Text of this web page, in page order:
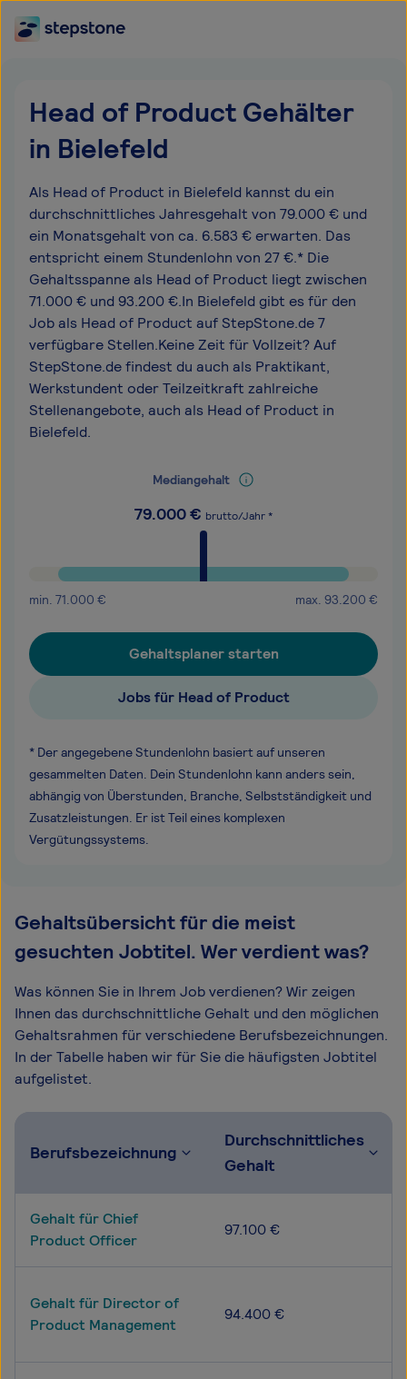
Head of Product Gehälter
in Bielefeld
Als Head of Product in Bielefeld kannst du ein
durchschnittliches Jahresgehalt von 79.000 € und
ein Monatsgehalt von ca. 6.583 € erwarten. Das
entspricht einem Stundenlohn von 27 €.* Die
Gehaltsspanne als Head of Product liegt zwischen
71.000 € und 93.200 €.In Bielefeld gibt es für den
Job als Head of Product auf StepStone.de 7
verfügbare Stellen.Keine Zeit für Vollzeit? Auf
StepStone.de findest du auch als Praktikant,
Werkstundent oder Teilzeitkraft zahlreiche
Stellenangebote, auch als Head of Product in
Bielefeld.
Mediangehalt
79.000€ brutto/Jahr *
min. 71.000 € max. 93.200 €
Gehaltsplaner starten
Jobs für Head of Product
* Der angegebene Stundenlohn basiert auf unseren
gesammelten Daten. Dein Stundenlohn kann anders sein,
abhängig von Überstunden, Branche, Selbstständigkeit und
Zusatzleistungen. Er ist Teil eines komplexen
Vergütungssystems.
Gehaltsübersicht für die meist
gesuchten Jobtitel. Wer verdient was?
Was können Sie in Ihrem Job verdienen? Wir zeigen
Ihnen das durchschnittliche Gehalt und den möglichen
Gehaltsrahmen für verschiedene Berufsbezeichnungen.
In der Tabelle haben wir für Sie die häufigsten Jobtitel
aufgelistet.
Berufsbezeichnung
Durchschnittliches
Gehalt
Gehalt für Chief
Product Officer
97.100 €
Gehalt für Director of
Product Management
94.400 €